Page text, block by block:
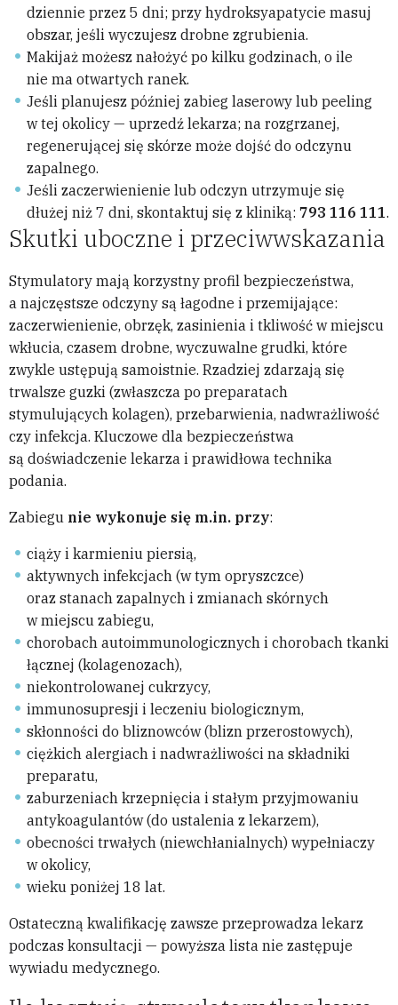
dziennie przez 5 dni; przy hydroksyapatycie masuj
obszar, jeśli wyczujesz drobne zgrubienia.
Makijaż możesz nałożyć po kilku godzinach, o ile
nie ma otwartych ranek.
Jeśli planujesz później zabieg laserowy lub peeling
w tej okolicy — uprzedź lekarza; na rozgrzanej,
regenerującej się skórze może dojść do odczynu
zapalnego.
Jeśli zaczerwienienie lub odczyn utrzymuje się
dłużej niż 7 dni, skontaktuj się z kliniką: 793 116 111.
Skutki uboczne i przeciwwskazania
Stymulatory mają korzystny profil bezpieczeństwa,
a najczęstsze odczyny są łagodne i przemijające:
zaczerwienienie, obrzęk, zasinienia i tkliwość w miejscu
wkłucia, czasem drobne, wyczuwalne grudki, które
zwykle ustępują samoistnie. Rzadziej zdarzają się
trwalsze guzki (zwłaszcza po preparatach
stymulujących kolagen), przebarwienia, nadwrażliwość
czy infekcja. Kluczowe dla bezpieczeństwa
są doświadczenie lekarza i prawidłowa technika
podania.
Zabiegu nie wykonuje się m.in. przy:
ciąży i karmieniu piersią,
aktywnych infekcjach (w tym opryszczce)
oraz stanach zapalnych i zmianach skórnych
w miejscu zabiegu,
chorobach autoimmunologicznych i chorobach tkanki
łącznej (kolagenozach),
niekontrolowanej cukrzycy,
immunosupresji i leczeniu biologicznym,
skłonności do bliznowców (blizn przerostowych),
ciężkich alergiach i nadwrażliwości na składniki
preparatu,
zaburzeniach krzepnięcia i stałym przyjmowaniu
antykoagulantów (do ustalenia z lekarzem),
obecności trwałych (niewchłanialnych) wypełniaczy
w okolicy,
wieku poniżej 18 lat.
Ostateczną kwalifikację zawsze przeprowadza lekarz
podczas konsultacji — powyższa lista nie zastępuje
wywiadu medycznego.